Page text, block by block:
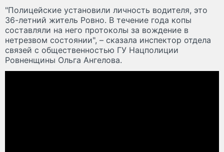
"Полицейские установили личность водителя, это
36-летний житель Ровно. В течение года копы
составляли на него протоколы за вождение в
нетрезвом состоянии", – сказала инспектор отдела
связей с общественностью ГУ Нацполиции
Ровненщины Ольга Ангелова.